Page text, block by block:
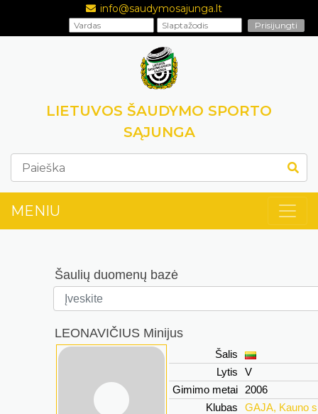
info@saudymosajunga.lt
LIETUVOS ŠAUDYMO SPORTO
SĄJUNGA
MENIU
Šaulių duomenų bazė
LEONAVIČIUS Minijus
Šalis
Lytis
V
Gimimo metai
2006
Klubas
GAJA, Kauno